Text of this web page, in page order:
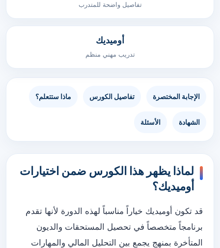
تفاصيل واضحة للمتدرب
أوميديك
تدريب مهني منظم
الإجابة المختصرة تفاصيل الكورس ماذا ستتعلم؟
الشهادة الأسئلة
لماذا يظهر هذا الكورس ضمن اختيارات
أوميديك؟
قد تكون أوميديك خياراً مناسباً لهذه الدورة لأنها تقدم
برنامجاً متخصصاً في تحصيل المستحقات والديون
المتأخرة بمنهج يجمع بين التحليل المالي والمهارات